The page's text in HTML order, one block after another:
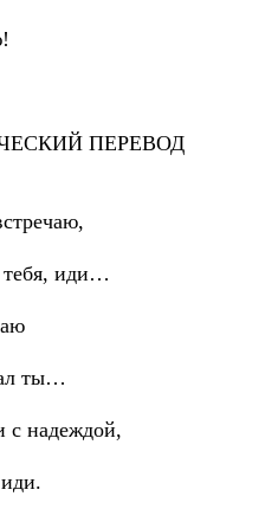
ПЕРЕВОД
иди…
ты…
с надеждой,